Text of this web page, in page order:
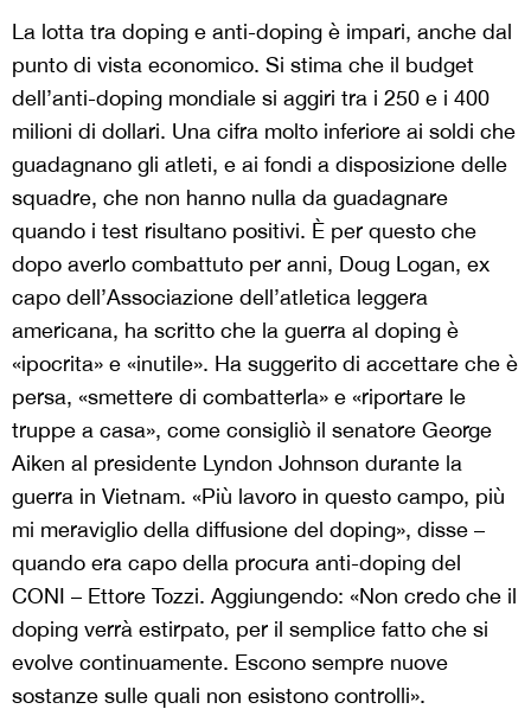
La lotta tra doping e anti-doping è impari, anche dal
punto di vista economico. Si stima che il budget
dell’anti-doping mondiale si aggiri tra i 250 e i 400
milioni di dollari. Una cifra molto inferiore ai soldi che
guadagnano gli atleti, e ai fondi a disposizione delle
squadre, che non hanno nulla da guadagnare
quando i test risultano positivi. È per questo che
dopo averlo combattuto per anni, Doug Logan, ex
capo dell’Associazione dell’atletica leggera
americana, ha scritto che la guerra al doping è
«ipocrita» e «inutile». Ha suggerito di accettare che è
persa, «smettere di combatterla» e «riportare le
truppe a casa», come consigliò il senatore George
Aiken al presidente Lyndon Johnson durante la
guerra in Vietnam. «Più lavoro in questo campo, più
mi meraviglio della diffusione del doping», disse –
quando era capo della procura anti-doping del
CONI – Ettore Tozzi. Aggiungendo: «Non credo che il
doping verrà estirpato, per il semplice fatto che si
evolve continuamente. Escono sempre nuove
sostanze sulle quali non esistono controlli».